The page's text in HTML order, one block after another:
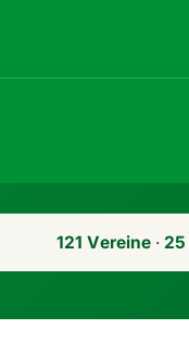
121 Vereine ·